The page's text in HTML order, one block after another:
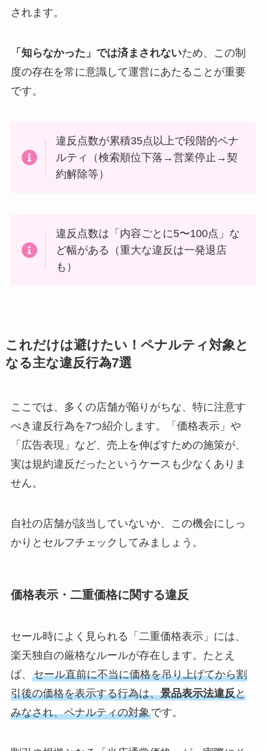
されます。
「知らなかった」では済まされないため、この制
度の存在を常に意識して運営にあたることが重要
です。
違反点数が累積35点以上で段階的ペナ
ルティ（検索順位下落→営業停止→契
約解除等）
違反点数は「内容ごとに5〜100点」な
ど幅がある（重大な違反は一発退店
も）
これだけは避けたい！ペナルティ対象と
なる主な違反行為7選
ここでは、多くの店舗が陥りがちな、特に注意す
べき違反行為を7つ紹介します。「価格表示」や
「広告表現」など、売上を伸ばすための施策が、
実は規約違反だったというケースも少なくありま
せん。
自社の店舗が該当していないか、この機会にしっ
かりとセルフチェックしてみましょう。
価格表示・二重価格に関する違反
セール時によく見られる「二重価格表示」には、
楽天独自の厳格なルールが存在します。たとえ
ば、 セール直前に不当に価格を吊り上げてから割
引後の価格を表示する行為は、景品表示法違反と
みなされ、ペナルティの対象です。